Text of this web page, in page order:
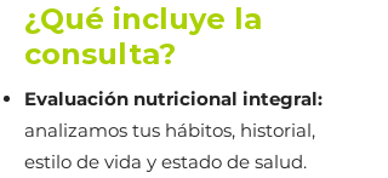
¿Qué incluye la
consulta?
Evaluación nutricional integral:
analizamos tus hábitos, historial,
estilo de vida y estado de salud.